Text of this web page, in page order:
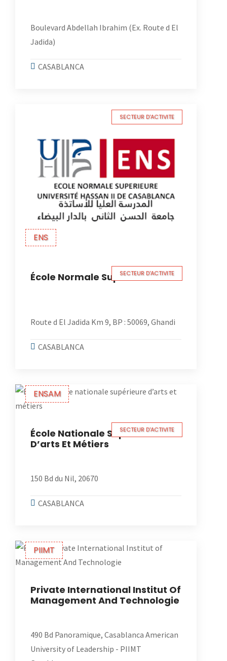
Boulevard Abdellah Ibrahim (Ex. Route d El
Jadida)
CASABLANCA
ENS
SECTEUR D'ACTIVITE
École Normale Supérieure
Route d El Jadida Km 9, BP : 50069, Ghandi
CASABLANCA
ENSAM
SECTEUR D'ACTIVITE
École Nationale Supérieure
D’arts Et Métiers
150 Bd du Nil, 20670
CASABLANCA
PIIMT
SECTEUR D'ACTIVITE
Private International Institut Of
Management And Technologie
490 Bd Panoramique, Casablanca American
University of Leadership - PIIMT